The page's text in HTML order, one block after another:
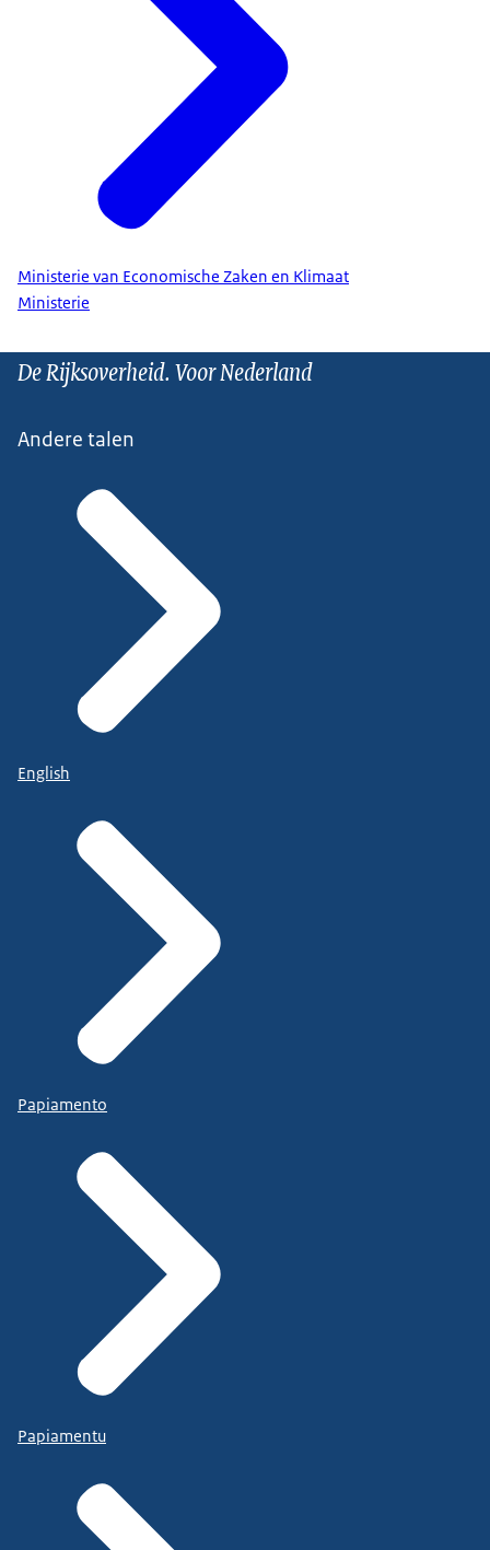
Ministerie van Economische Zaken en Klimaat
Ministerie
De Rijksoverheid. Voor Nederland
Andere talen
English
Papiamento
Papiamentu